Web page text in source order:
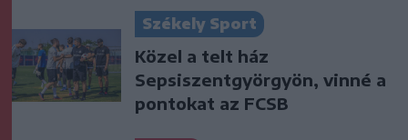
Székely Sport
Közel a telt ház
Sepsiszentgyörgyön, vinné a
pontokat az FCSB